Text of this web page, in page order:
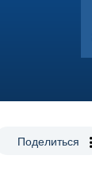
ВЫЗВАТЬ
Поделиться